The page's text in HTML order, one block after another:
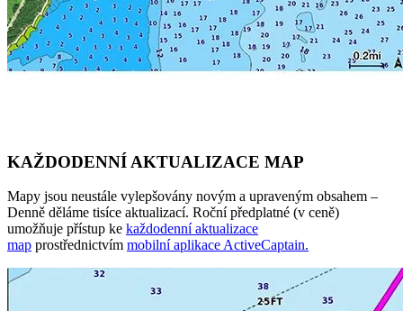
KAŽDODENNÍ AKTUALIZACE MAP
Mapy jsou neustále vylepšovány novým a upraveným obsahem –
Denně děláme tisíce aktualizací. Roční předplatné (v ceně)
umožňuje přístup ke každodenní aktualizace
map prostřednictvím mobilní aplikace ActiveCaptain.